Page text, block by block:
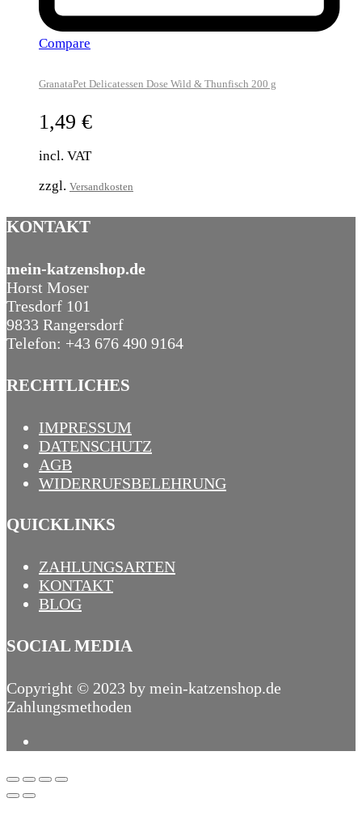
Compare
GranataPet Delicatessen Dose Wild & Thunfisch 200 g
1,49 €
incl. VAT
zzgl. Versandkosten
KONTAKT
mein-katzenshop.de
Horst Moser
Tresdorf 101
9833 Rangersdorf
Telefon: +43 676 490 9164
RECHTLICHES
IMPRESSUM
DATENSCHUTZ
AGB
WIDERRUFSBELEHRUNG
QUICKLINKS
ZAHLUNGSARTEN
KONTAKT
BLOG
SOCIAL MEDIA
Copyright © 2023 by mein-katzenshop.de
Zahlungsmethoden